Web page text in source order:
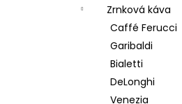
Zrnková káva
Caffé Ferucci
Garibaldi
Bialetti
DeLonghi
Venezia
MOKATE 2IN1 XXL 24